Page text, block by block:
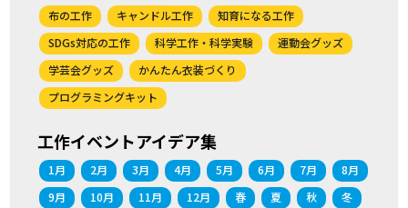
布の工作
キャンドル工作
知育になる工作
SDGs対応の工作
科学工作・科学実験
運動会グッズ
学芸会グッズ
かんたん衣装づくり
プログラミングキット
工作イベントアイデア集
1月 2月 3月 4月 5月 6月 7月
8月
9月
10月 11月 12月 春 夏 秋
冬